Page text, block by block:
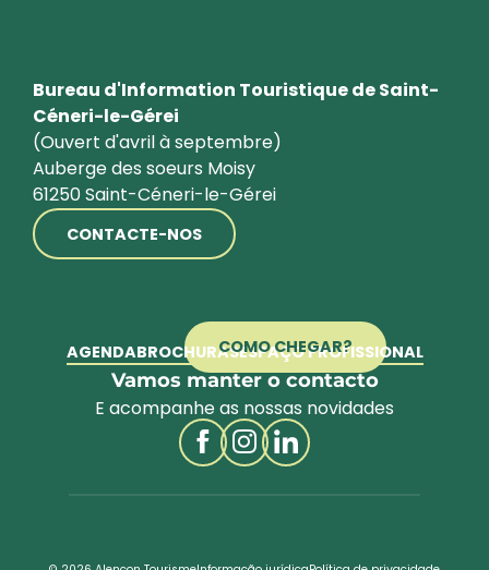
Bureau d'Information Touristique de Saint-
Céneri-le-Gérei
(Ouvert d'avril à septembre)
Auberge des soeurs Moisy
61250 Saint-Céneri-le-Gérei
CONTACTE-NOS
COMO CHEGAR?
AGENDABROCHURASESPAÇO PROFISSIONAL
Vamos manter o contacto
E acompanhe as nossas novidades